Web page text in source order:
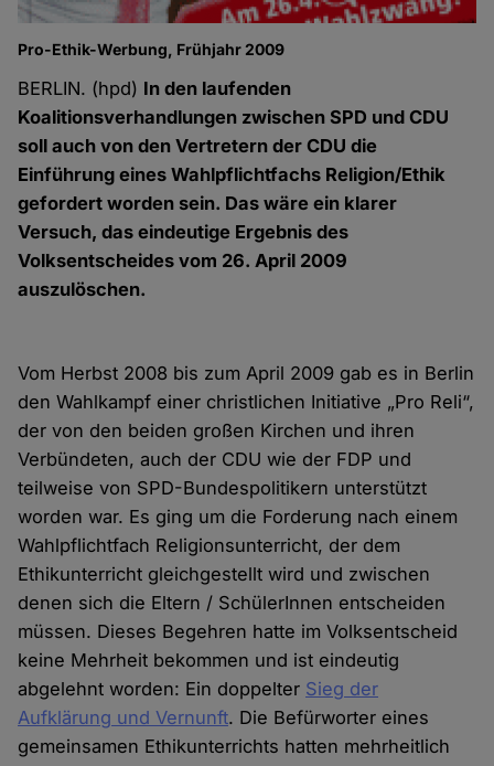
Pro-Ethik-Werbung, Frühjahr 2009
BERLIN. (hpd) In den laufenden
Koalitionsverhandlungen zwischen SPD und CDU
soll auch von den Vertretern der CDU die
Einführung eines Wahlpflichtfachs Religion/Ethik
gefordert worden sein. Das wäre ein klarer
Versuch, das eindeutige Ergebnis des
Volksentscheides vom 26. April 2009
auszulöschen.
Vom Herbst 2008 bis zum April 2009 gab es in Berlin
den Wahlkampf einer christlichen Initiative „Pro Reli“,
der von den beiden großen Kirchen und ihren
Verbündeten, auch der CDU wie der FDP und
teilweise von SPD-Bundespolitikern unterstützt
worden war. Es ging um die Forderung nach einem
Wahlpflichtfach Religionsunterricht, der dem
Ethikunterricht gleichgestellt wird und zwischen
denen sich die Eltern / SchülerInnen entscheiden
müssen. Dieses Begehren hatte im Volksentscheid
keine Mehrheit bekommen und ist eindeutig
abgelehnt worden: Ein doppelter Sieg der
Aufklärung und Vernunft. Die Befürworter eines
gemeinsamen Ethikunterrichts hatten mehrheitlich